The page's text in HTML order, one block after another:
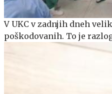
V UKC v zadnjih dneh
poškodovanih. To je